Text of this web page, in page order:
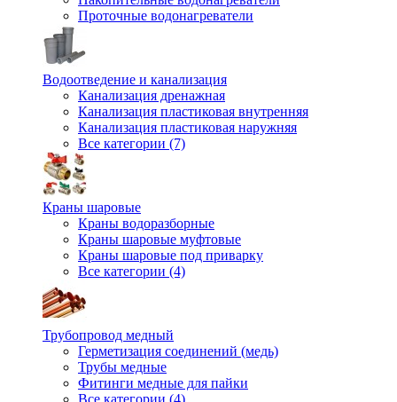
Проточные водонагреватели
Водоотведение и канализация
Канализация дренажная
Канализация пластиковая внутренняя
Канализация пластиковая наружняя
Все категории (7)
Краны шаровые
Краны водоразборные
Краны шаровые муфтовые
Краны шаровые под приварку
Все категории (4)
Трубопровод медный
Герметизация соединений (медь)
Трубы медные
Фитинги медные для пайки
Все категории (4)